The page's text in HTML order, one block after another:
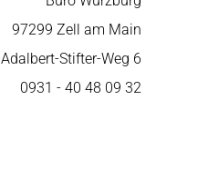
97299 Zell am Main
Adalbert-Stifter-Weg 6
0931 - 40 48 09 32